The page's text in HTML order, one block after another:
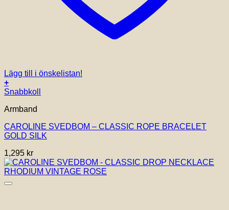
Lägg till i önskelistan!
+
Snabbkoll
Armband
CAROLINE SVEDBOM – CLASSIC ROPE BRACELET
GOLD SILK
1,295 kr